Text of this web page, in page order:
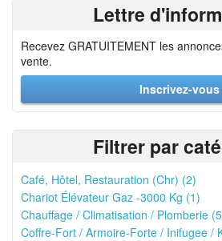
Lettre
Recevez GRATUITEMENT les
vente.
Inscrivez-vous
Filtrer par
Café, Hôtel, Restauration (Chr) (2)
Chariot Élévateur Gaz -3000 Kg (1)
Chauffage / Climatisation / Plomberie
Coffre-Fort / Armoire-Forte / Inifugee /